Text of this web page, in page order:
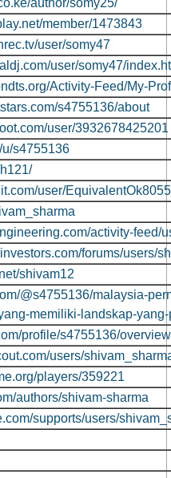
author/somy25/
member/1473843
user/somy47
user/somy47/
Activity-Feed/My-
s4755136/about
user/3932678425201
u/s4755136
user/
activity-feed/
forums/users/
shivam12
@s4755136/malaysia-
memiliki-landskap-
profile/s4755136/overview
users/
players/359221
authors/shivam-sharma
supports/users/